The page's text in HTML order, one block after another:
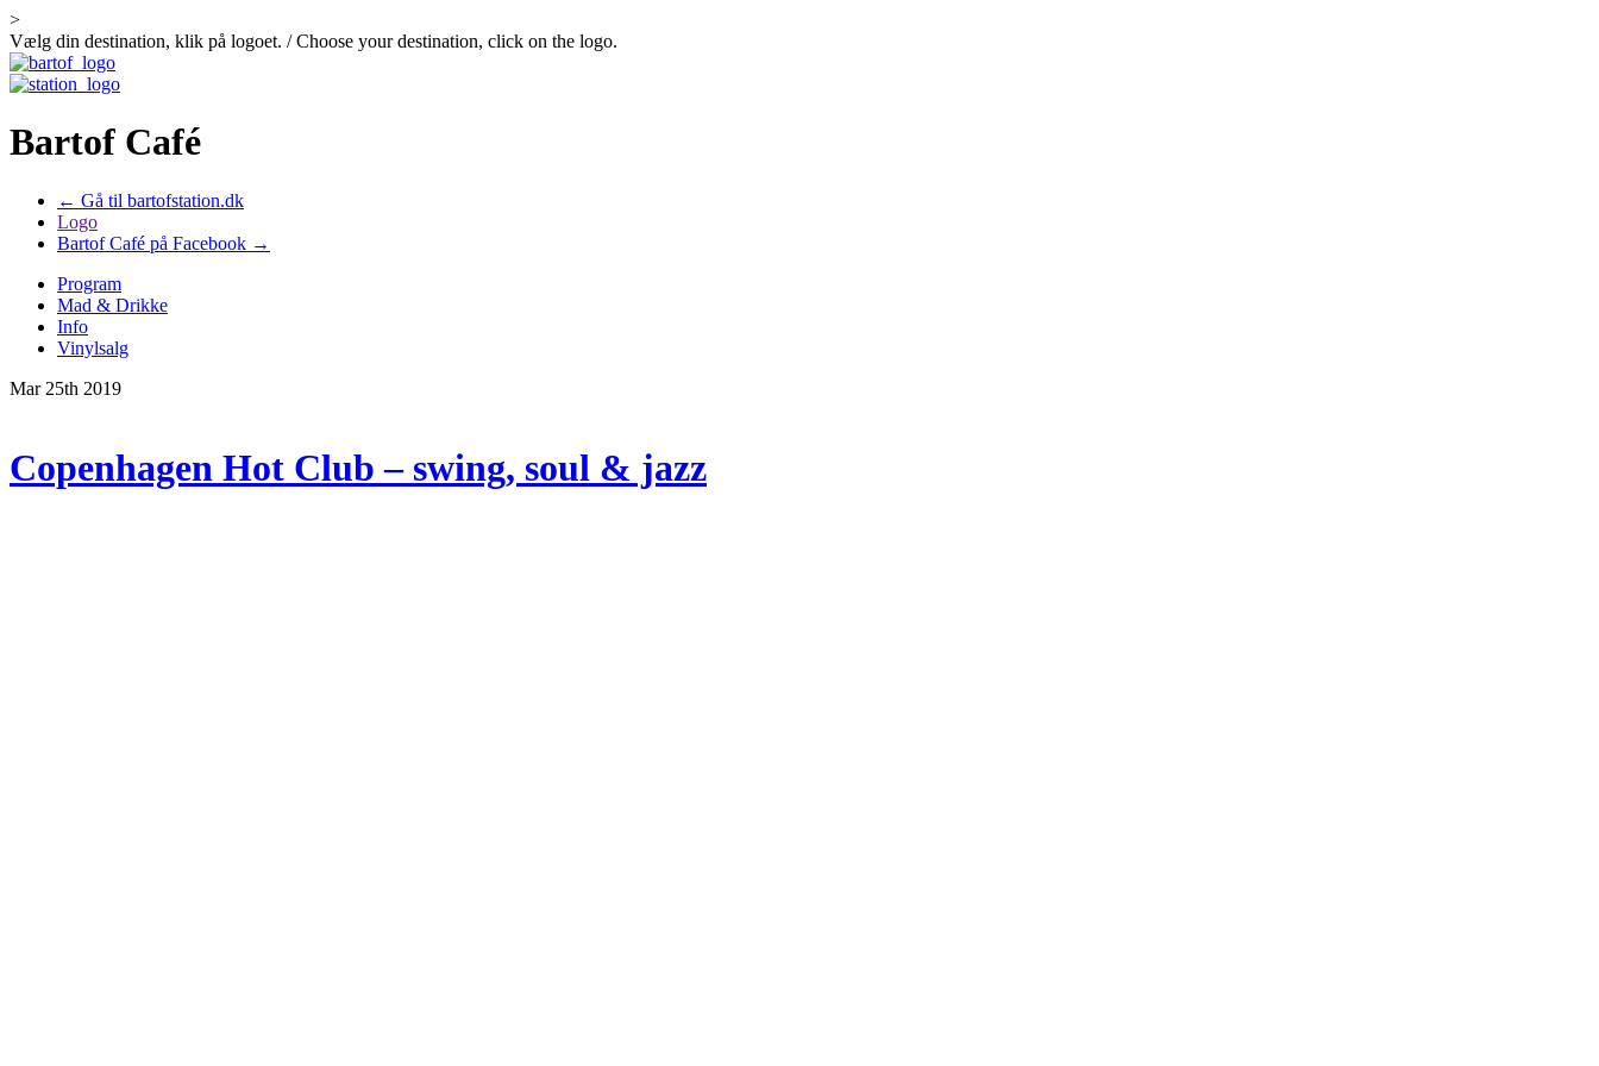
>
Vælg din destination, klik på logoet. / Choose your destination, click on the logo.
Bartof Café
← Gå til bartofstation.dk
Logo
Bartof Café på Facebook →
Program
Mad & Drikke
Info
Vinylsalg
Mar 25th 2019
Copenhagen Hot Club – swing, soul & jazz